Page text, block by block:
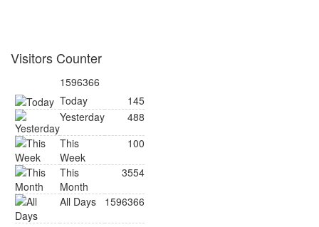
Visitors Counter
1596366
Today
145
Yesterday
488
This
Week
100
This
Month
3554
All Days 1596366